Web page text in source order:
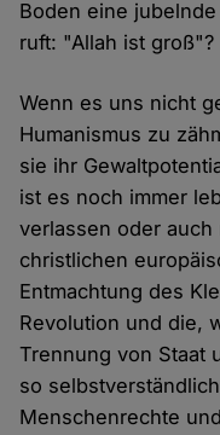
Boden eine
ruft: "Allah ist groß"?
Wenn es uns nicht
Humanismus zu
sie ihr
ist es noch immer
verlassen oder
christlichen
Entmachtung des
Revolution und die,
Trennung von Staat
so
Menschenrechte